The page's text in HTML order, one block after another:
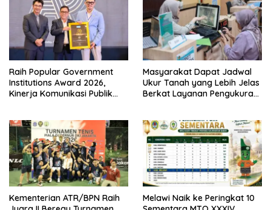
Raih Popular Government
Institutions Award 2026,
Kinerja Komunikasi Publik
Masyarakat Dapat Jadwal
Ukur Tanah yang Lebih Jelas
Berkat Layanan Pengukuran
Kementerian ATR/BPN Raih
Melawi Naik ke Peringkat 10